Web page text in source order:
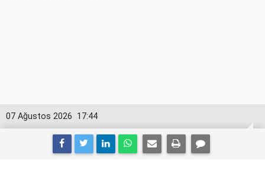
17:44
07 Ağustos 2026